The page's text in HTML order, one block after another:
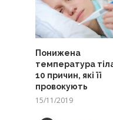
Понижена
температура
10 причин, які її
провокують
15/11/2019